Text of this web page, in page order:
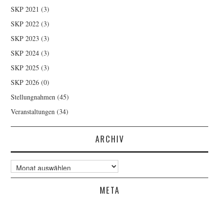
SKP 2021 (3)
SKP 2022 (3)
SKP 2023 (3)
SKP 2024 (3)
SKP 2025 (3)
SKP 2026 (0)
Stellungnahmen (45)
Veranstaltungen (34)
ARCHIV
Archiv
META